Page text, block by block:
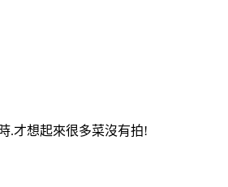
.才想起來很多菜沒有拍!